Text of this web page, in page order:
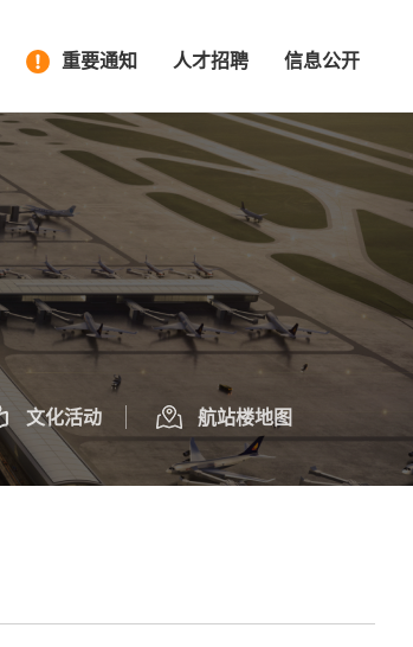
信息公开
人才招聘
重要通知
文化活动 航站楼地图